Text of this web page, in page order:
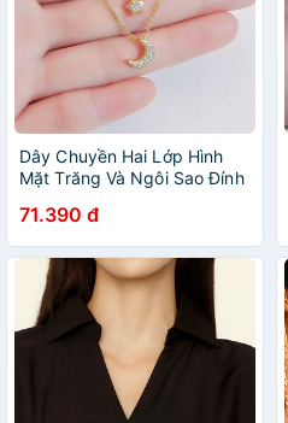
Dây Chuyền Hai Lớp Hình
Mặt Trăng Và Ngôi Sao Đính
71.390 đ